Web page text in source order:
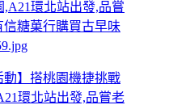
動】搭桃園機捷挑戰
環北站出發,品嘗老